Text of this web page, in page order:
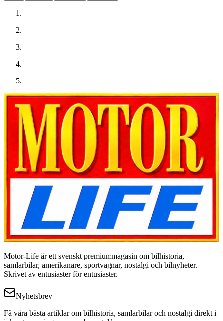
Motor-Life är ett svenskt premiummagasin om bilhistoria,
samlarbilar, amerikanare, sportvagnar, nostalgi och bilnyheter.
Skrivet av entusiaster för entusiaster.
Nyhetsbrev
Få våra bästa artiklar om bilhistoria, samlarbilar och nostalgi direkt i